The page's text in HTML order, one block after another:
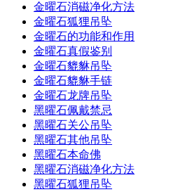
金曜石消磁净化方法
金曜石狐狸吊坠
金曜石的功能和作用
金曜石真假鉴别
金曜石貔貅吊坠
金曜石貔貅手链
金曜石龙牌吊坠
黑曜石佩戴禁忌
黑曜石关公吊坠
黑曜石其他吊坠
黑曜石本命佛
黑曜石消磁净化方法
黑曜石狐狸吊坠